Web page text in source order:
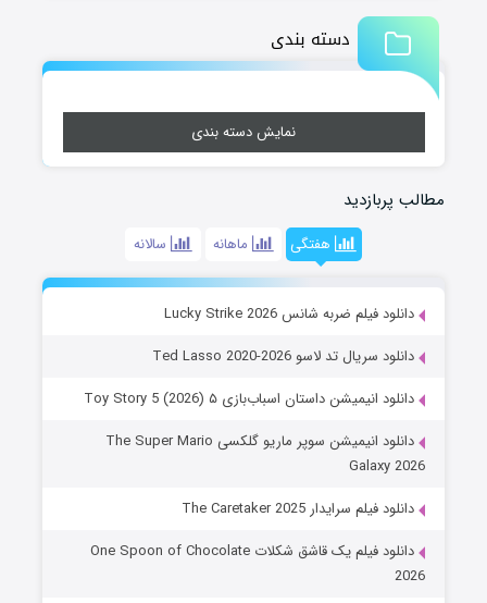
دسته بندی
نمایش دسته بندی
مطالب پربازدید
هفتگی ماهانه سالانه
دانلود فیلم ضربه شانس Lucky Strike 2026
دانلود سریال تد لاسو Ted Lasso 2020-2026
دانلود انیمیشن داستان اسباب‌بازی ۵ Toy Story 5 (2026)
دانلود انیمیشن سوپر ماریو گلکسی The Super Mario
Galaxy 2026
دانلود فیلم سرایدار The Caretaker 2025
دانلود فیلم یک قاشق شکلات One Spoon of Chocolate
2026